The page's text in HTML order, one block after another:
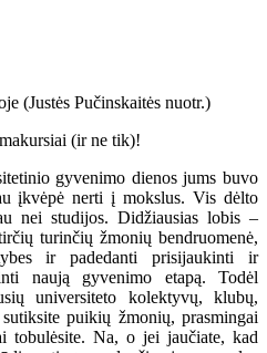
(ir ne tik)!
gyvenimo dienos jums buvo
įkvėpė nerti į mokslus. Vis dėlto
nei studijos. Didžiausias lobis –
turinčių žmonių bendruomenė,
ir padedanti prisijaukinti ir
naują gyvenimo etapą. Todėl
universiteto kolektyvų, klubų,
puikių žmonių, prasmingai
tobulėsite. Na, o jei jaučiate, kad